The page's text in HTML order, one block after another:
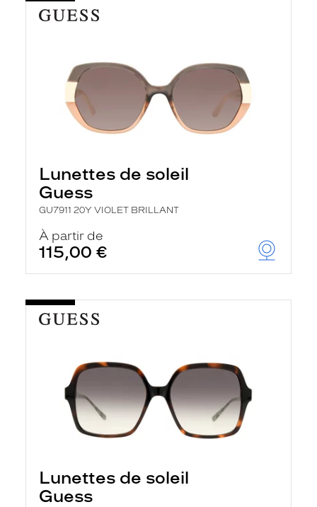
Lunettes de soleil
Guess
GU7911 20Y VIOLET BRILLANT
À partir de
115,00 €
Lunettes de soleil
Guess